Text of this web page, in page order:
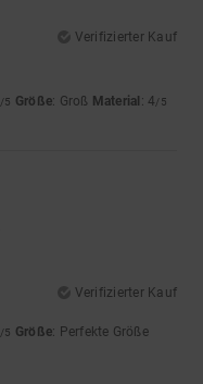
Verifizierter Kauf
/5 Größe: Groß Material : 4/5
Verifizierter Kauf
/5 Größe: Perfekte Größe